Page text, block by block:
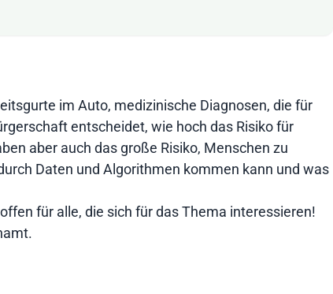
im Auto, medizinische Diagnosen, die für
entscheidet, wie hoch das Risiko für
aber auch das große Risiko, Menschen zu
Daten und Algorithmen kommen kann und was
für alle, die sich für das Thema interessieren!